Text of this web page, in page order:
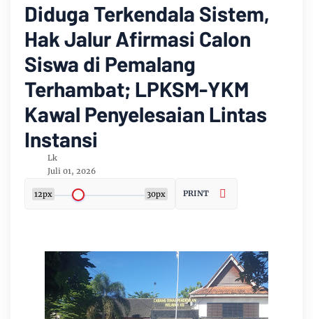
Diduga Terkendala Sistem,
Hak Jalur Afirmasi Calon
Siswa di Pemalang
Terhambat; LPKSM-YKM
Kawal Penyelesaian Lintas
Instansi
Lk
Juli 01, 2026
12px 30px PRINT